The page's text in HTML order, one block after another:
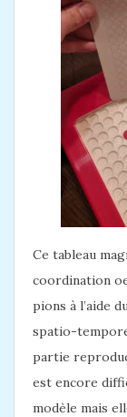
Ce tableau
coordination
pions à l’aide
spatio-
partie
est encore
modèle mais